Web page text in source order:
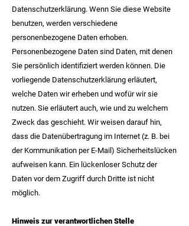
Datenschutzerklärung. Wenn Sie diese Website
benutzen, werden verschiedene
personenbezogene Daten erhoben.
Personenbezogene Daten sind Daten, mit denen
Sie persönlich identifiziert werden können. Die
vorliegende Datenschutzerklärung erläutert,
welche Daten wir erheben und wofür wir sie
nutzen. Sie erläutert auch, wie und zu welchem
Zweck das geschieht. Wir weisen darauf hin,
dass die Datenübertragung im Internet (z. B. bei
der Kommunikation per E-Mail) Sicherheitslücken
aufweisen kann. Ein lückenloser Schutz der
Daten vor dem Zugriff durch Dritte ist nicht
möglich.
Hinweis zur verantwortlichen Stelle